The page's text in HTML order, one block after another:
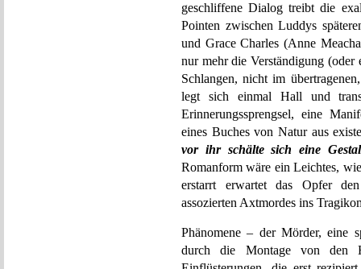
geschliffene Dialog treibt die
Pointen zwischen Luddys
und Grace Charles (Anne
nur mehr die Verständigung (oder
Schlangen, nicht im
legt sich einmal Hall und
Erinnerungssprengsel, eine
eines Buches von Natur aus
vor ihr schälte sich eine
Romanform wäre ein Leichtes,
erstarrt erwartet das Opfer
assozierten Axtmordes ins
Phänomene – der Mörder, eine
durch die Montage von den